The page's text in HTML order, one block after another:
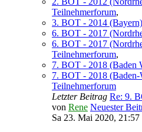
Teilnehmerforum,
3. BOT - 2014 (Bayern)
6. BOT - 2017
6. BOT - 2017
Teilnehmerforum,
7. BOT - 2018 (Baden
7. BOT - 2018
Teilnehmerforum
Letzter Beitrag Re: 9.
von Rene Neuester
Sa 23. Mai 2020, 21:57